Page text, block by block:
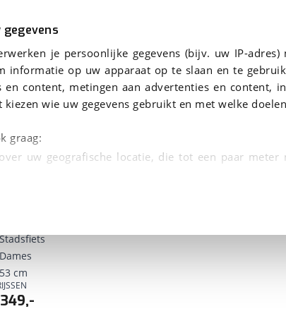
je persoonlijke gegevens (bijv. uw IP-adres)
informatie op uw apparaat op te slaan en te
en content, metingen aan advertenties en content,
wie uw gegevens gebruikt en met welke
graag:
uw geografische locatie, die tot een paar meter
toestemming op elk moment wijzigen of
zorgen we voor een betere en meer
dat de website goed werkt. Ook gebruiken we
Stadsfiets
Dames
53 cm